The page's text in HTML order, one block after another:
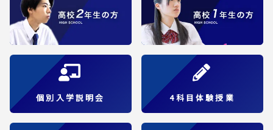
個別入学説明会 4科目体験授業